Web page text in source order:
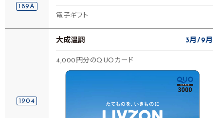
189A
電子ギフト
1904
大成温調 3月 9月
4,000円分のQUOカード